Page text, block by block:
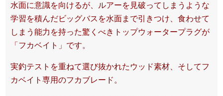
水面に意識を向けるが、ルアーを見破ってしまうような
学習を積んだビッグバスを水面まで引きつけ、食わせて
しまう能力を持った驚くべきトップウォータープラグが
「フカベイト」です。
実釣テストを重ねて選び抜かれたウッド素材、そしてフ
カベイト専用のフカブレード。